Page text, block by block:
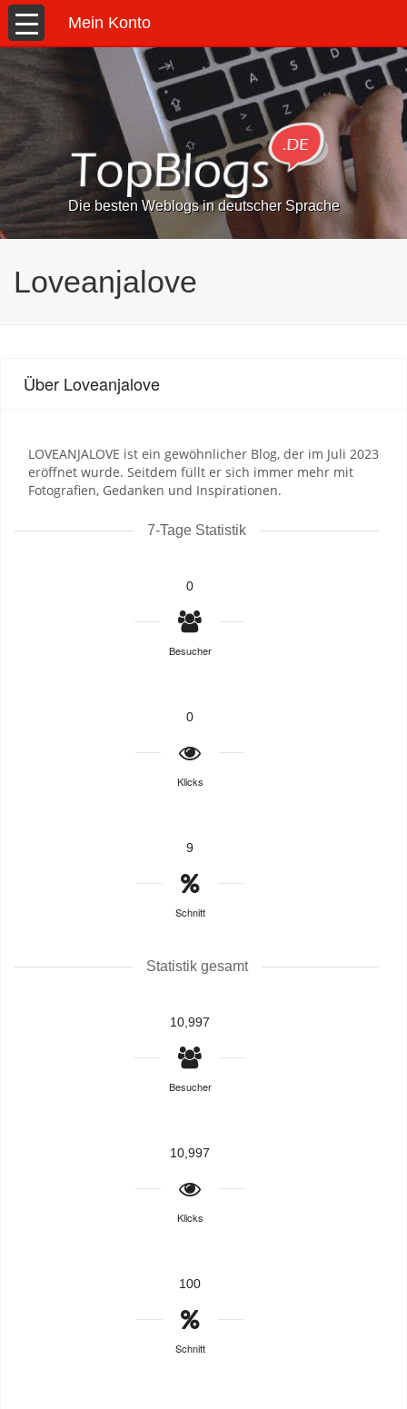
Mein Konto
Die besten Weblogs in deutscher Sprache
Loveanjalove
Über Loveanjalove
LOVEANJALOVE ist ein gewöhnlicher Blog, der im Juli 2023
eröffnet wurde. Seitdem füllt er sich immer mehr mit
Fotografien, Gedanken und Inspirationen.
7-Tage Statistik
0
Besucher
0
Klicks
9
Schnitt
Statistik gesamt
10,997
Besucher
10,997
Klicks
100
Schnitt